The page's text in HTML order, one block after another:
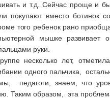
и т.д. Сейчас проще и
покупают вместо
того ребенок рано
мышке развивает
руки.
несколько лет,
одного пальчика,
педагоги, знаем, что
Таким образом, эта